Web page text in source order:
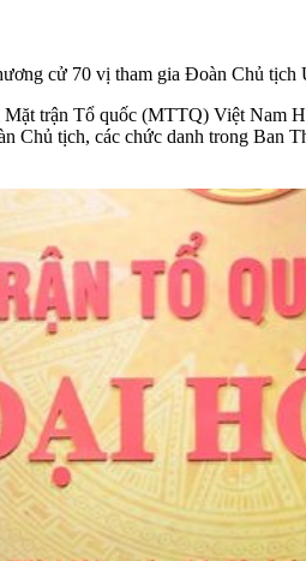
cử 70 vị tham gia Đoàn Chủ
trận Tổ quốc (MTTQ) Việt
tịch, các chức danh trong Ban